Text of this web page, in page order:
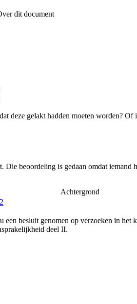
dit document
deze gelakt hadden moeten worden? Of
beoordeling is gedaan omdat
Achtergrond
besluit genomen op verzoeken in
deel II.